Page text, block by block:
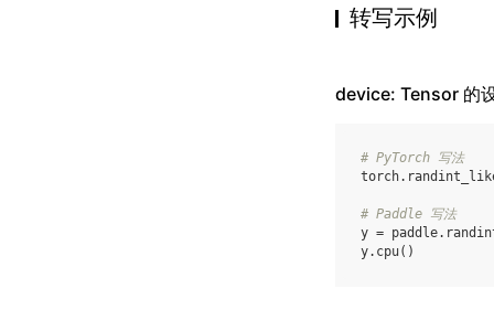
转写示例
device: Tensor 的
# PyTorch 写法
torch.
# Paddle 写法
y = paddle.
y. cpu()